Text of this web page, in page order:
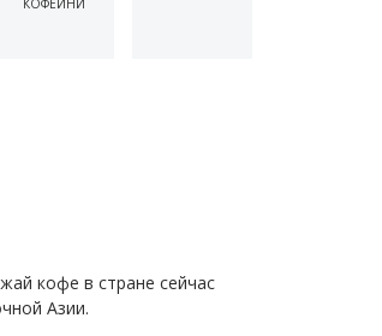
КОФЕЙНИ
кофе в стране сейчас
Азии.